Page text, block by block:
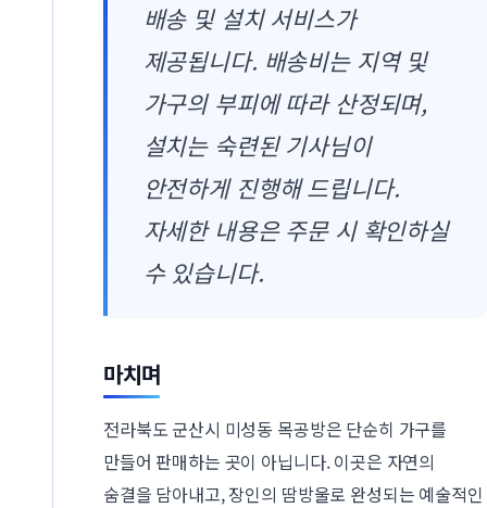
배송 및 설치 서비스가
제공됩니다. 배송비는 지역 및
가구의 부피에 따라 산정되며,
설치는 숙련된 기사님이
안전하게 진행해 드립니다.
자세한 내용은 주문 시 확인하실
수 있습니다.
마치며
전라북도 군산시 미성동 목공방은 단순히 가구를
만들어 판매하는 곳이 아닙니다. 이곳은 자연의
숨결을 담아내고, 장인의 땀방울로 완성되는 예술적인